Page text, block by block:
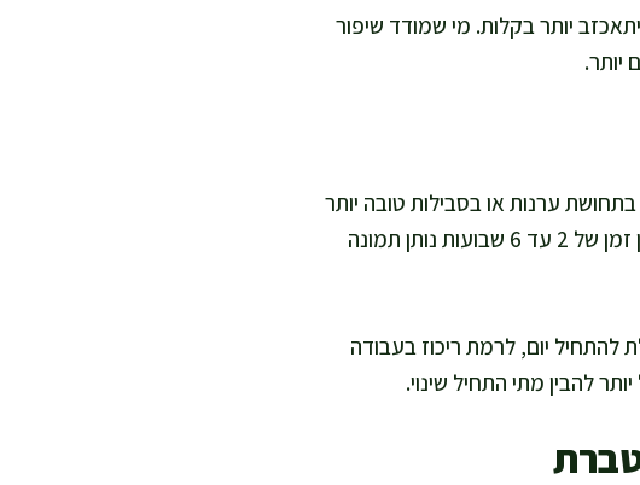
יותר בקלות. מי שמודד שיפור
יותר.
מתארים שינוי עדין אחרי 3 עד 7 ימים, בעיקר בתחושת ערנות או בסבילות טובה יותר
לעומס. אצל אחרים ההבדל כמעט לא מורגש בשבוע הראשון. במצבים רבים, חלון זמן של 2 עד 6 שבועות נותן תמונה
יום, לרמת ריכוז בעבודה
להבין מתי התחיל שינוי.